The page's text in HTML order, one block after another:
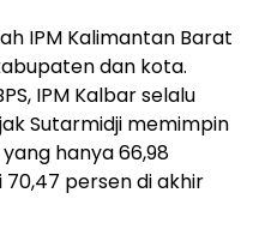
IPM Kalimantan Barat
dan kota.
IPM Kalbar selalu
Sutarmidji memimpin
yang hanya 66,98
persen di akhir